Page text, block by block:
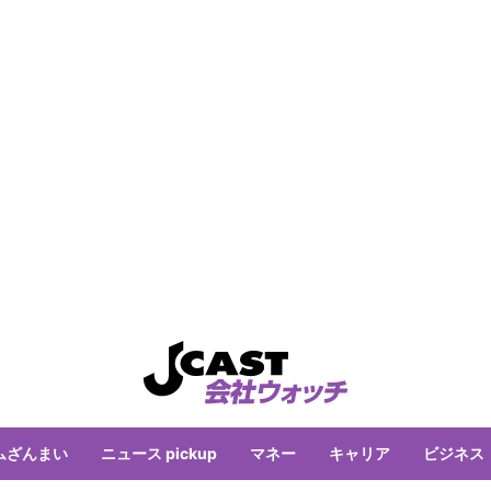
ざんまい ニュース pickup マネー キャリア ビジネス